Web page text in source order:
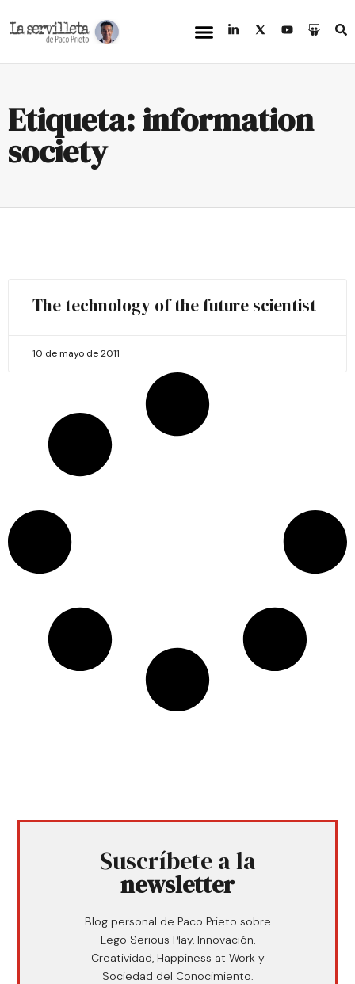
Etiqueta: information
society
The technology of the future scientist
10 de mayo de 2011
Suscríbete a la
newsletter
Blog personal de Paco Prieto sobre
Lego Serious Play, Innovación,
Creatividad, Happiness at Work y
Sociedad del Conocimiento.